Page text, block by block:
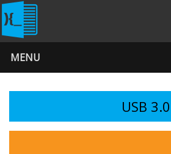
MENU
USB 3.0